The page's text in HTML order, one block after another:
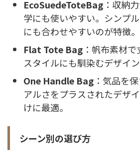
EcoSuedeToteBag ：収納
学にも使いやすい。シンプ
にも合わせやすいのが特徴。
Flat Tote Bag ：帆布素材
スタイルにも馴染むデザイン
One Handle Bag ：気品を
アルさをプラスされたデザ
けに最適。
シーン別の選び方